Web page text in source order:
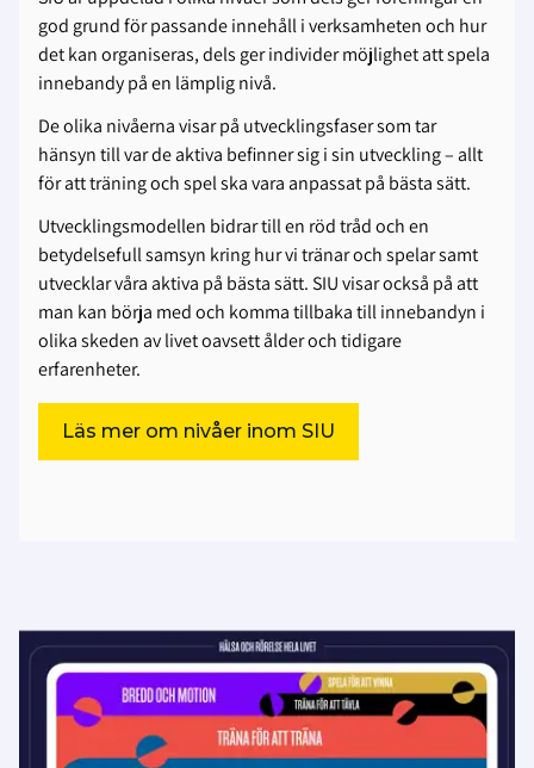
god grund för passande innehåll i verksamheten och hur
det kan organiseras, dels ger individer möjlighet att spela
innebandy på en lämplig nivå.
De olika nivåerna visar på utvecklingsfaser som tar
hänsyn till var de aktiva befinner sig i sin utveckling – allt
för att träning och spel ska vara anpassat på bästa sätt.
Utvecklingsmodellen bidrar till en röd tråd och en
betydelsefull samsyn kring hur vi tränar och spelar samt
utvecklar våra aktiva på bästa sätt. SIU visar också på att
man kan börja med och komma tillbaka till innebandyn i
olika skeden av livet oavsett ålder och tidigare
erfarenheter.
Läs mer om nivåer inom SIU